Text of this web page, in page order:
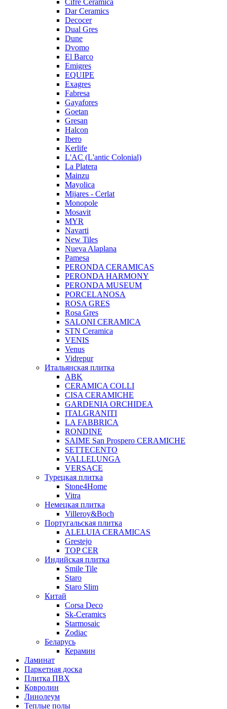
Cifre Ceramica
Dar Ceramics
Decocer
Dual Gres
Dune
Dvomo
El Barco
Emigres
EQUIPE
Exagres
Fabresa
Gayafores
Goetan
Gresan
Halcon
Ibero
Kerlife
L'AC (L'antic Colonial)
La Platera
Mainzu
Mayolica
Mijares - Cerlat
Monopole
Mosavit
MYR
Navarti
New Tiles
Nueva Alaplana
Pamesa
PERONDA CERAMICAS
PERONDA HARMONY
PERONDA MUSEUM
PORCELANOSA
ROSA GRES
Rosa Gres
SALONI CERAMICA
STN Ceramica
VENIS
Venus
Vidrepur
Итальянская плитка
ABK
CERAMICA COLLI
CISA CERAMICHE
GARDENIA ORCHIDEA
ITALGRANITI
LA FABBRICA
RONDINE
SAIME San Prospero CERAMICHE
SETTECENTO
VALLELUNGA
VERSACE
Турецкая плитка
Stone4Home
Vitra
Немецкая плитка
Villeroy&Boch
Португальская плитка
ALELUIA CERAMICAS
Grestejo
TOP CER
Индийская плитка
Smile Tile
Staro
Staro Slim
Китай
Corsa Deco
Sk-Ceramics
Starmosaic
Zodiac
Беларусь
Керамин
Ламинат
Паркетная доска
Плитка ПВХ
Ковролин
Линолеум
Теплые полы